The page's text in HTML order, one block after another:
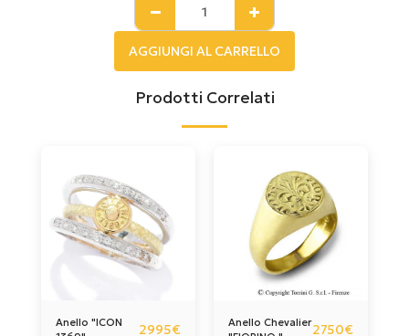
AGGIUNGI AL CARRELLO
Prodotti Correlati
Anello "ICON
2995€
Anello Chevalier2750€